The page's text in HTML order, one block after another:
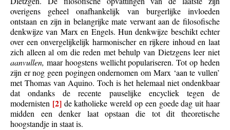
overigens geheel onafhankelijk van burgerlijke invloeden
ontstaan en zijn in belangrijke mate verwant aan de filosofische
denkwijze van Marx en Engels. Hun denkwijze beschikt echter
over een onvergelijkelijk harmonischer en rijkere inhoud en laat
zich alleen al om die reden met behulp van Dietzgens leer niet
aanvullen, maar hoogstens wellicht populariseren. Tot op heden
zijn er nog geen pogingen ondernomen om Marx ‘aan te vullen’
met Thomas van Aquino. Toch is het helemaal niet ondenkbaar
dat ondanks de recente pauselijke encycliek tegen de
modernisten [2]de katholieke wereld op een goede dag uit haar
midden een denker laat opstaan die tot dit theoretische
hoogstandje in staat is.